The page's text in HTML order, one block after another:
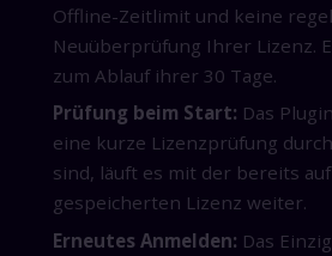
Offline-Zeitlimit und keine
Neuüberprüfung Ihrer Lizenz.
zum Ablauf ihrer 30 Tage.
Prüfung beim Start: Das
eine kurze Lizenzprüfung
sind, läuft es mit der bereits
gespeicherten Lizenz weiter.
Erneutes Anmelden: Das